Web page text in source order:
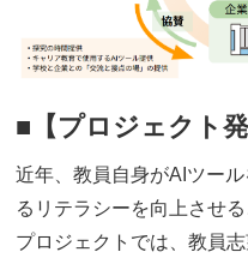
■ 【 プロジェクト
近年、教員自身がAIツー
るリテラシーを向上させ
プロジェクトでは、教員